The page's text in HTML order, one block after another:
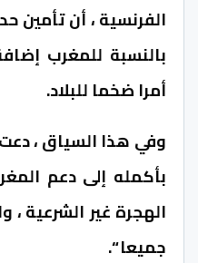
الفرنسية ، أن تأمين
بالنسبة للمغرب
أمرا ضخما للبلاد.
وفي هذا السياق ، دعت
بأكمله إلى دعم
الهجرة غير الشرعية
جميعا “.